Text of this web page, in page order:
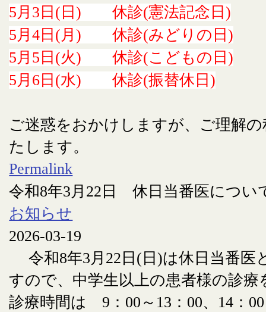
5月3日(日) 休診(憲法記念日)
5月4日(月) 休診(みどりの日)
5月5日(火) 休診(こどもの日)
5月6日(水) 休診(振替休日)
ご迷惑をおかけしますが、ご理解
たします。
Permalink
令和8年3月22日 休日当番医につい
お知らせ
2026-03-19
令和8年3月22日(日)は休日当番医
すので、中学生以上の患者様の診療
診療時間は 9：00～13：00、14：